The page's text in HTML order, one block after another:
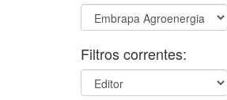
Filtros correntes: